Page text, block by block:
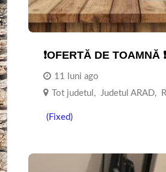
❗OFERTĂ DE TOAMNĂ ❗
11 luni ago
Tot judetul , Judetul ARAD,
(Fixed)